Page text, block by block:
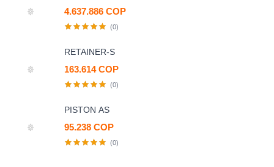
4.637.886 COP
(0)
RETAINER-S
163.614 COP
(0)
PISTON AS
95.238 COP
(0)